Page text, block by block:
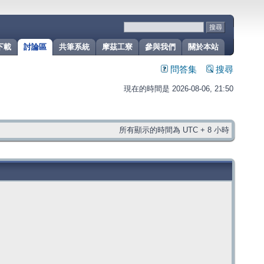
關於本站
參與我們
摩茲工寮
共筆系統
討論區
載
問答集 搜尋
現在的時間是 2026-08-06, 21:50
所有顯示的時間為 UTC + 8 小時